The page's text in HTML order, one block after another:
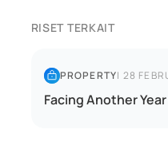
RISET TERKAIT
PROPERTY| 28
Facing Another